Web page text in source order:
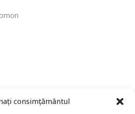
consimțământul